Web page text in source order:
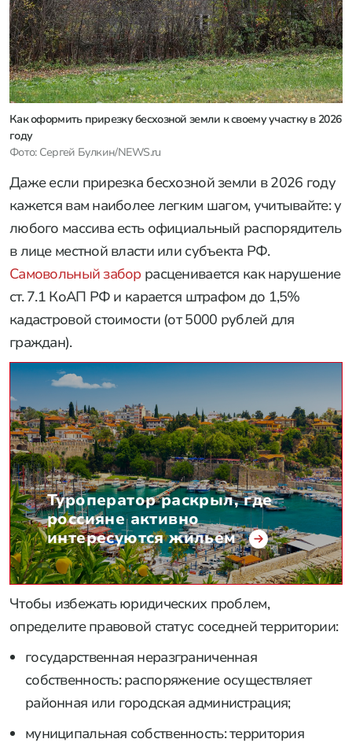
Как оформить прирезку бесхозной земли к своему участку в 2026
году
Фото: Сергей Булкин/NEWS.ru
Даже если прирезка бесхозной земли в 2026 году
кажется вам наиболее легким шагом, учитывайте: у
любого массива есть официальный распорядитель
в лице местной власти или субъекта РФ.
Самовольный заборрасценивается как нарушение
ст. 7.1 КоАП РФ и карается штрафом до 1,5%
кадастровой стоимости (от 5000 рублей для
граждан).
Туроператор раскрыл, где
россияне активно
интересуются жильем
Чтобы избежать юридических проблем,
определите правовой статус соседней территории:
государственная неразграниченная
собственность: распоряжение осуществляет
районная или городская администрация;
муниципальная собственность: территория